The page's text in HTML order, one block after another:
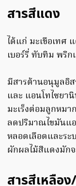
สารสีแดง
ได้แก่ มะเขือเทศ
เบอร์รี่ ทับทิม พริ
มีสารต้านอนุมูลอิส
และ แอนโทไซยา
มะเร็งต่อมลูกหมา
ลดปริมาณไขมันแ
หลอดเลือดและร
ผักผลไม้สีแดงมัก
สารสีเหลือ